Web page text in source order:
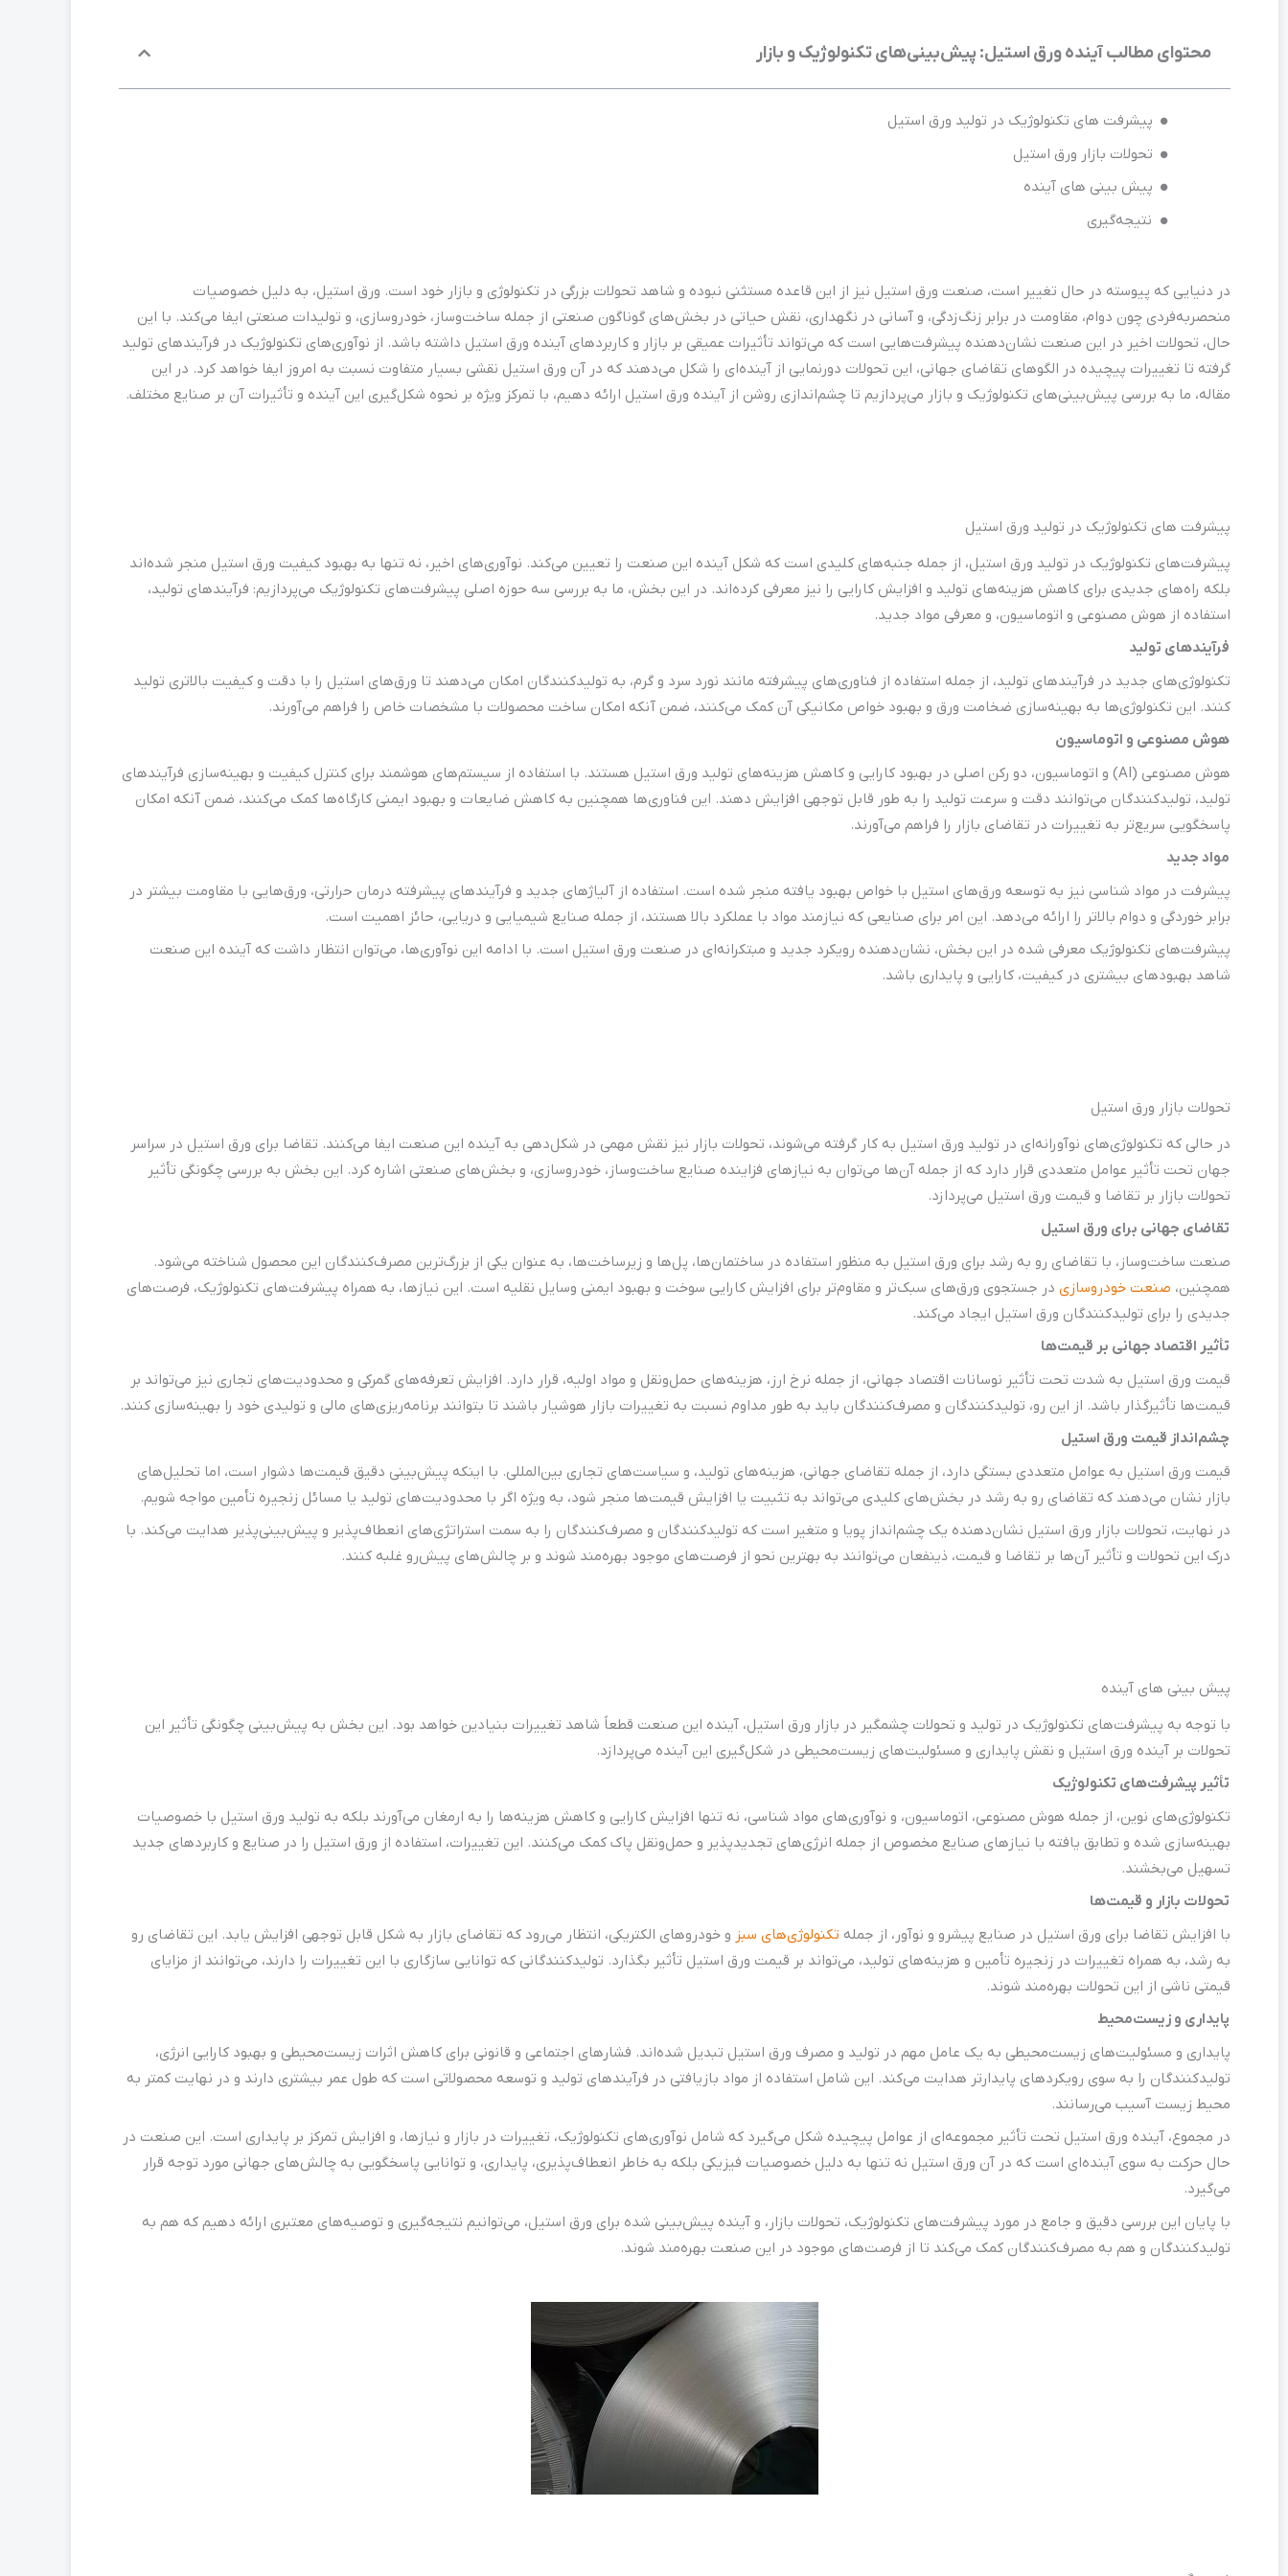
محتوای مطالب آینده ورق استیل: پیش‌بینی‌های تکنولوژیک و بازار
پیشرفت های تکنولوژیک در تولید ورق استیل
تحولات بازار ورق استیل
پیش بینی های آینده
نتیجه‌گیری
در دنیایی که پیوسته در حال تغییر است، صنعت ورق استیل نیز از این قاعده مستثنی نبوده و شاهد تحولات بزرگی در تکنولوژی و بازار خود است. ورق استیل، به دلیل خصوصیات
منحصربه‌فردی چون دوام، مقاومت در برابر زنگ‌زدگی، و آسانی در نگهداری، نقش حیاتی در بخش‌های گوناگون صنعتی از جمله ساخت‌وساز، خودروسازی، و تولیدات صنعتی ایفا می‌کند. با این
حال، تحولات اخیر در این صنعت نشان‌دهنده پیشرفت‌هایی است که می‌تواند تأثیرات عمیقی بر بازار و کاربردهای آینده ورق استیل داشته باشد. از نوآوری‌های تکنولوژیک در فرآیندهای تولید
گرفته تا تغییرات پیچیده در الگوهای تقاضای جهانی، این تحولات دورنمایی از آینده‌ای را شکل می‌دهند که در آن ورق استیل نقشی بسیار متفاوت نسبت به امروز ایفا خواهد کرد. در این
مقاله، ما به بررسی پیش‌بینی‌های تکنولوژیک و بازار می‌پردازیم تا چشم‌اندازی روشن از آینده ورق استیل ارائه دهیم، با تمرکز ویژه بر نحوه شکل‌گیری این آینده و تأثیرات آن بر صنایع مختلف.
پیشرفت های تکنولوژیک در تولید ورق استیل
پیشرفت‌های تکنولوژیک در تولید ورق استیل، از جمله جنبه‌های کلیدی است که شکل آینده این صنعت را تعیین می‌کند. نوآوری‌های اخیر، نه تنها به بهبود کیفیت ورق استیل منجر شده‌اند
بلکه راه‌های جدیدی برای کاهش هزینه‌های تولید و افزایش کارایی را نیز معرفی کرده‌اند. در این بخش، ما به بررسی سه حوزه اصلی پیشرفت‌های تکنولوژیک می‌پردازیم: فرآیندهای تولید،
استفاده از هوش مصنوعی و اتوماسیون، و معرفی مواد جدید.
فرآیندهای تولید
تکنولوژی‌های جدید در فرآیندهای تولید، از جمله استفاده از فناوری‌های پیشرفته مانند نورد سرد و گرم، به تولیدکنندگان امکان می‌دهند تا ورق‌های استیل را با دقت و کیفیت بالاتری تولید
کنند. این تکنولوژی‌ها به بهینه‌سازی ضخامت ورق و بهبود خواص مکانیکی آن کمک می‌کنند، ضمن آنکه امکان ساخت محصولات با مشخصات خاص را فراهم می‌آورند.
هوش مصنوعی و اتوماسیون
هوش مصنوعی (AI) و اتوماسیون، دو رکن اصلی در بهبود کارایی و کاهش هزینه‌های تولید ورق استیل هستند. با استفاده از سیستم‌های هوشمند برای کنترل کیفیت و بهینه‌سازی فرآیندهای
تولید، تولیدکنندگان می‌توانند دقت و سرعت تولید را به طور قابل توجهی افزایش دهند. این فناوری‌ها همچنین به کاهش ضایعات و بهبود ایمنی کارگاه‌ها کمک می‌کنند، ضمن آنکه امکان
پاسخگویی سریع‌تر به تغییرات در تقاضای بازار را فراهم می‌آورند.
مواد جدید
پیشرفت در مواد شناسی نیز به توسعه ورق‌های استیل با خواص بهبود یافته منجر شده است. استفاده از آلیاژهای جدید و فرآیندهای پیشرفته درمان حرارتی، ورق‌هایی با مقاومت بیشتر در
برابر خوردگی و دوام بالاتر را ارائه می‌دهد. این امر برای صنایعی که نیازمند مواد با عملکرد بالا هستند، از جمله صنایع شیمیایی و دریایی، حائز اهمیت است.
پیشرفت‌های تکنولوژیک معرفی شده در این بخش، نشان‌دهنده رویکرد جدید و مبتکرانه‌ای در صنعت ورق استیل است. با ادامه این نوآوری‌ها، می‌توان انتظار داشت که آینده این صنعت
شاهد بهبودهای بیشتری در کیفیت، کارایی و پایداری باشد.
تحولات بازار ورق استیل
در حالی که تکنولوژی‌های نوآورانه‌ای در تولید ورق استیل به کار گرفته می‌شوند، تحولات بازار نیز نقش مهمی در شکل‌دهی به آینده این صنعت ایفا می‌کنند. تقاضا برای ورق استیل در سراسر
جهان تحت تأثیر عوامل متعددی قرار دارد که از جمله آن‌ها می‌توان به نیازهای فزاینده صنایع ساخت‌وساز، خودروسازی، و بخش‌های صنعتی اشاره کرد. این بخش به بررسی چگونگی تأثیر
تحولات بازار بر تقاضا و قیمت ورق استیل می‌پردازد.
تقاضای جهانی برای ورق استیل
صنعت ساخت‌وساز، با تقاضای رو به رشد برای ورق استیل به منظور استفاده در ساختمان‌ها، پل‌ها و زیرساخت‌ها، به عنوان یکی از بزرگ‌ترین مصرف‌کنندگان این محصول شناخته می‌شود.
همچنین، صنعت خودروسازی در جستجوی ورق‌های سبک‌تر و مقاوم‌تر برای افزایش کارایی سوخت و بهبود ایمنی وسایل نقلیه است. این نیازها، به همراه پیشرفت‌های تکنولوژیک، فرصت‌های
جدیدی را برای تولیدکنندگان ورق استیل ایجاد می‌کند.
تأثیر اقتصاد جهانی بر قیمت‌ها
قیمت ورق استیل به شدت تحت تأثیر نوسانات اقتصاد جهانی، از جمله نرخ ارز، هزینه‌های حمل‌ونقل و مواد اولیه، قرار دارد. افزایش تعرفه‌های گمرکی و محدودیت‌های تجاری نیز می‌تواند بر
قیمت‌ها تأثیرگذار باشد. از این رو، تولیدکنندگان و مصرف‌کنندگان باید به طور مداوم نسبت به تغییرات بازار هوشیار باشند تا بتوانند برنامه‌ریزی‌های مالی و تولیدی خود را بهینه‌سازی کنند.
چشم‌انداز قیمت ورق استیل
قیمت ورق استیل به عوامل متعددی بستگی دارد، از جمله تقاضای جهانی، هزینه‌های تولید، و سیاست‌های تجاری بین‌المللی. با اینکه پیش‌بینی دقیق قیمت‌ها دشوار است، اما تحلیل‌های
بازار نشان می‌دهند که تقاضای رو به رشد در بخش‌های کلیدی می‌تواند به تثبیت یا افزایش قیمت‌ها منجر شود، به ویژه اگر با محدودیت‌های تولید یا مسائل زنجیره تأمین مواجه شویم.
در نهایت، تحولات بازار ورق استیل نشان‌دهنده یک چشم‌انداز پویا و متغیر است که تولیدکنندگان و مصرف‌کنندگان را به سمت استراتژی‌های انعطاف‌پذیر و پیش‌بینی‌پذیر هدایت می‌کند. با
درک این تحولات و تأثیر آن‌ها بر تقاضا و قیمت، ذینفعان می‌توانند به بهترین نحو از فرصت‌های موجود بهره‌مند شوند و بر چالش‌های پیش‌رو غلبه کنند.
پیش بینی های آینده
با توجه به پیشرفت‌های تکنولوژیک در تولید و تحولات چشمگیر در بازار ورق استیل، آینده این صنعت قطعاً شاهد تغییرات بنیادین خواهد بود. این بخش به پیش‌بینی چگونگی تأثیر این
تحولات بر آینده ورق استیل و نقش پایداری و مسئولیت‌های زیست‌محیطی در شکل‌گیری این آینده می‌پردازد.
تأثیر پیشرفت‌های تکنولوژیک
تکنولوژی‌های نوین، از جمله هوش مصنوعی، اتوماسیون، و نوآوری‌های مواد شناسی، نه تنها افزایش کارایی و کاهش هزینه‌ها را به ارمغان می‌آورند بلکه به تولید ورق استیل با خصوصیات
بهینه‌سازی شده و تطابق یافته با نیازهای صنایع مخصوص از جمله انرژی‌های تجدیدپذیر و حمل‌ونقل پاک کمک می‌کنند. این تغییرات، استفاده از ورق استیل را در صنایع و کاربردهای جدید
تسهیل می‌بخشند.
تحولات بازار و قیمت‌ها
با افزایش تقاضا برای ورق استیل در صنایع پیشرو و نوآور، از جمله تکنولوژی‌های سبز و خودروهای الکتریکی، انتظار می‌رود که تقاضای بازار به شکل قابل توجهی افزایش یابد. این تقاضای رو
به رشد، به همراه تغییرات در زنجیره تأمین و هزینه‌های تولید، می‌تواند بر قیمت ورق استیل تأثیر بگذارد. تولیدکنندگانی که توانایی سازگاری با این تغییرات را دارند، می‌توانند از مزایای
قیمتی ناشی از این تحولات بهره‌مند شوند.
پایداری و زیست‌محیط
پایداری و مسئولیت‌های زیست‌محیطی به یک عامل مهم در تولید و مصرف ورق استیل تبدیل شده‌اند. فشارهای اجتماعی و قانونی برای کاهش اثرات زیست‌محیطی و بهبود کارایی انرژی،
تولیدکنندگان را به سوی رویکردهای پایدارتر هدایت می‌کند. این شامل استفاده از مواد بازیافتی در فرآیندهای تولید و توسعه محصولاتی است که طول عمر بیشتری دارند و در نهایت کمتر به
محیط زیست آسیب می‌رسانند.
در مجموع، آینده ورق استیل تحت تأثیر مجموعه‌ای از عوامل پیچیده شکل می‌گیرد که شامل نوآوری‌های تکنولوژیک، تغییرات در بازار و نیازها، و افزایش تمرکز بر پایداری است. این صنعت در
حال حرکت به سوی آینده‌ای است که در آن ورق استیل نه تنها به دلیل خصوصیات فیزیکی بلکه به خاطر انعطاف‌پذیری، پایداری، و توانایی پاسخگویی به چالش‌های جهانی مورد توجه قرار
می‌گیرد.
با پایان این بررسی دقیق و جامع در مورد پیشرفت‌های تکنولوژیک، تحولات بازار، و آینده پیش‌بینی شده برای ورق استیل، می‌توانیم نتیجه‌گیری و توصیه‌های معتبری ارائه دهیم که هم به
تولیدکنندگان و هم به مصرف‌کنندگان کمک می‌کند تا از فرصت‌های موجود در این صنعت بهره‌مند شوند.